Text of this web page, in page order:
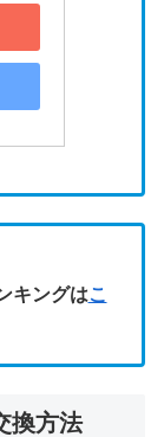
キングはこ
換方法